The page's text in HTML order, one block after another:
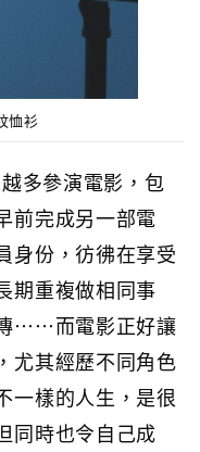
恤衫
多參演電影，包
前完成另一部電
身份，彷彿在享受
期重複做相同事
⋯⋯而電影正好讓
尤其經歷不同角色
一樣的人生，是很
同時也令自己成